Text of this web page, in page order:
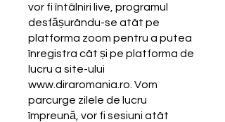
vor fi întâlniri live, programul
desfășurându-se atât pe
platforma zoom pentru a putea
înregistra cât și pe platforma de
lucru a site-ului
www.diraromania.ro. Vom
parcurge zilele de lucru
împreună, vor fi sesiuni atât